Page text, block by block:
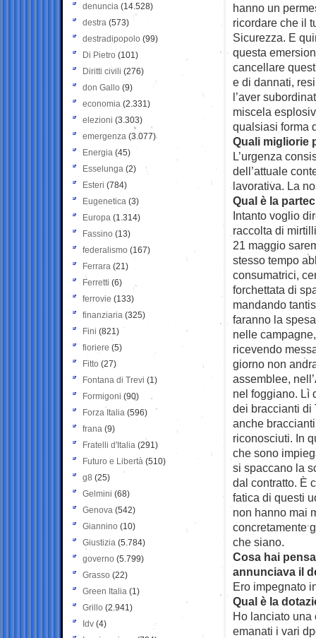
hanno un
ricordare che il
Sicurezza. E
questa
cancellare
e di dannati,
l’aver
miscela
qualsiasi forma
Quali migliorie
L’urgenza
dell’attuale
lavorativa. La
Qual è la
Intanto voglio
raccolta di
21 maggio
stesso tempo
consumatrici,
forchettata di
mandando
faranno la
nelle
ricevendo
giorno non
assemblee,
nel foggiano. Lì
dei braccianti di
anche
riconosciuti. In
che sono
si spaccano la
dal contratto. È
fatica di questi
non hanno mai
concretamente
che siano.
Cosa hai
annunciava il
Ero impegnato
Qual è la
Ho lanciato una
emanati i vari
denuncia (14.528)
destra (573)
destradipopolo (99)
Di Pietro (101)
Diritti civili (276)
don Gallo (9)
economia (2.331)
elezioni (3.303)
emergenza (3.077)
Energia (45)
Esselunga (2)
Esteri (784)
Eugenetica (3)
Europa (1.314)
Fassino (13)
federalismo (167)
Ferrara (21)
Ferretti (6)
ferrovie (133)
finanziaria (325)
Fini (821)
fioriere (5)
Fitto (27)
Fontana di Trevi (1)
Formigoni (90)
Forza Italia (596)
frana (9)
Fratelli d'Italia (291)
Futuro e Libertà (510)
g8 (25)
Gelmini (68)
Genova (542)
Giannino (10)
Giustizia (5.784)
governo (5.799)
Grasso (22)
Green Italia (1)
Grillo (2.941)
Idv (4)